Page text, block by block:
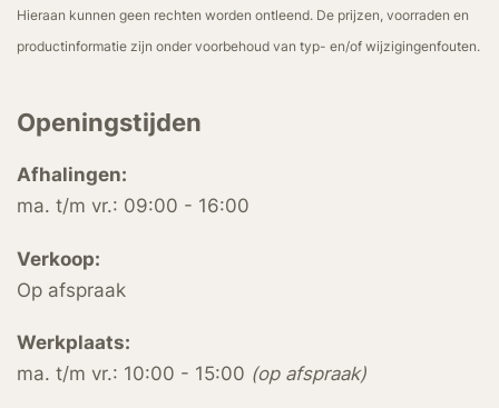
Hieraan kunnen geen rechten worden ontleend. De prijzen, voorraden en
productinformatie zijn onder voorbehoud van typ- en/of wijzigingenfouten.
Openingstijden
Afhalingen:
ma. t/m vr.: 09:00 - 16:00
Verkoop:
Op afspraak
Werkplaats:
ma. t/m vr.: 10:00 - 15:00 (op afspraak)